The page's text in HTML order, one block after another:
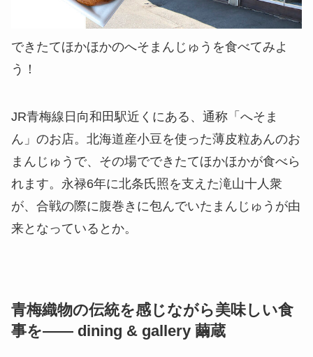
できたてほかほかのへそまんじゅうを食べてみよ
う！
JR青梅線日向和田駅近くにある、通称「へそま
ん」のお店。北海道産小豆を使った薄皮粒あんのお
まんじゅうで、その場でできたてほかほかが食べら
れます。永禄6年に北条氏照を支えた滝山十人衆
が、合戦の際に腹巻きに包んでいたまんじゅうが由
来となっているとか。
青梅織物の伝統を感じながら美味しい食
事を―― dining & gallery 繭蔵